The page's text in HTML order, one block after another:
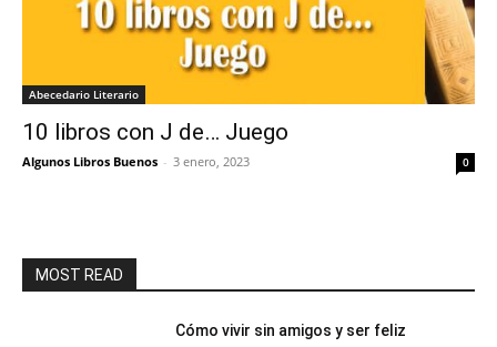
Abecedario Literario
10 libros con J de… Juego
Algunos Libros Buenos - 3 enero, 2023 0
MOST READ
Cómo vivir sin amigos y ser feliz